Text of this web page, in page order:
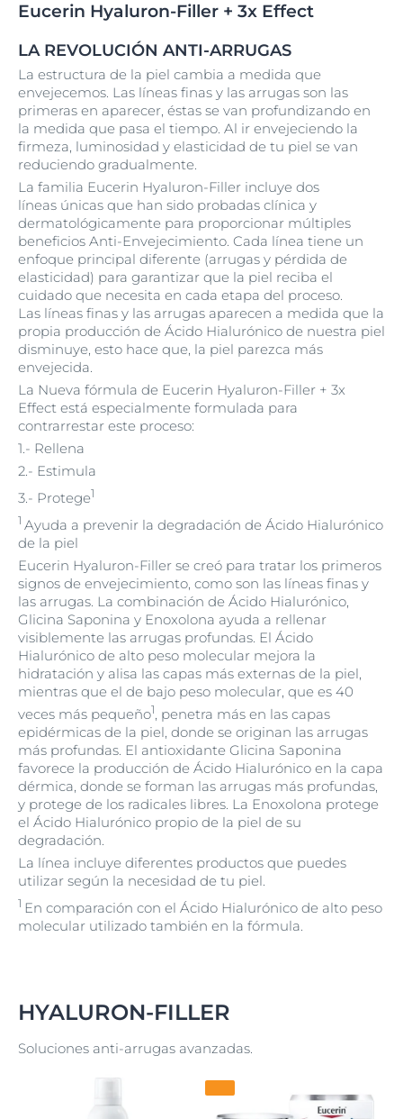
Eucerin Hyaluron-Filler + 3x Effect
LA REVOLUCIÓN ANTI-ARRUGAS
La estructura de la piel cambia a medida que
envejecemos. Las líneas finas y las arrugas son las
primeras en aparecer, éstas se van profundizando en
la medida que pasa el tiempo. Al ir envejeciendo la
firmeza, luminosidad y elasticidad de tu piel se van
reduciendo gradualmente.
La familia Eucerin Hyaluron-Filler incluye dos
líneas únicas que han sido probadas clínica y
dermatológicamente para proporcionar múltiples
beneficios Anti-Envejecimiento. Cada línea tiene un
enfoque principal diferente (arrugas y pérdida de
elasticidad) para garantizar que la piel reciba el
cuidado que necesita en cada etapa del proceso.
Las líneas finas y las arrugas aparecen a medida que la
propia producción de Ácido Hialurónico de nuestra piel
disminuye, esto hace que, la piel parezca más
envejecida.
La Nueva fórmula de Eucerin Hyaluron-Filler + 3x
Effect está especialmente formulada para
contrarrestar este proceso:
1.- Rellena
2.- Estimula
3.- Protege1
1 Ayuda a prevenir la degradación de Ácido Hialurónico
de la piel
Eucerin Hyaluron-Filler se creó para tratar los primeros
signos de envejecimiento, como son las líneas finas y
las arrugas. La combinación de Ácido Hialurónico,
Glicina Saponina y Enoxolona ayuda a rellenar
visiblemente las arrugas profundas. El Ácido
Hialurónico de alto peso molecular mejora la
hidratación y alisa las capas más externas de la piel,
mientras que el de bajo peso molecular, que es 40
veces más pequeño1, penetra más en las capas
epidérmicas de la piel, donde se originan las arrugas
más profundas. El antioxidante Glicina Saponina
favorece la producción de Ácido Hialurónico en la capa
dérmica, donde se forman las arrugas más profundas,
y protege de los radicales libres. La Enoxolona protege
el Ácido Hialurónico propio de la piel de su
degradación.
La línea incluye diferentes productos que puedes
utilizar según la necesidad de tu piel.
1 En comparación con el Ácido Hialurónico de alto peso
molecular utilizado también en la fórmula.
HYALURON-FILLER
Soluciones anti-arrugas avanzadas.